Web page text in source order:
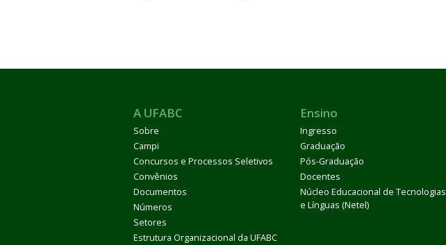
A UFABC
Sobre
Campi
Concursos e Processos Seletivos
Convênios
Documentos
Números
Setores
Estrutura Organizacional da UFABC
Ensino
Ingresso
Graduação
Pós-Graduação
Docentes
Núcleo Educacional de Tecnologias
e Línguas (Netel)